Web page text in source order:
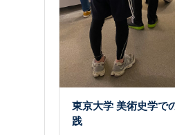
東京大学 美術史学で
践